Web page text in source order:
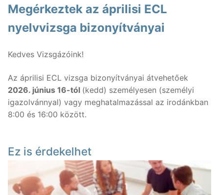
Magyar
Nyelvtanfolyamok
Lakossági nyelvtanfolyamok
Online nyelvi képzés
Szaknyelvi nyelvtanfolyamok
Nyelvvizsgák
Rólunk
Kapcsolat
Fordítás, tolmácsolás
Blog
Megérkeztek az áprilisi ECL
nyelvvizsga bizonyítványai
Kedves Vizsgázóink!
Az áprilisi ECL vizsga bizonyítványai átvehetőek
2026. június 16-tól (kedd) személyesen (személyi
igazolvánnyal) vagy meghatalmazással az irodánkban
8:00 és 16:00 között.
Ez is érdekelhet